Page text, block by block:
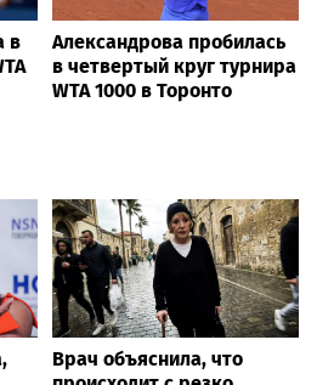
на
федеральный бюджет
работает на развитие
всей России